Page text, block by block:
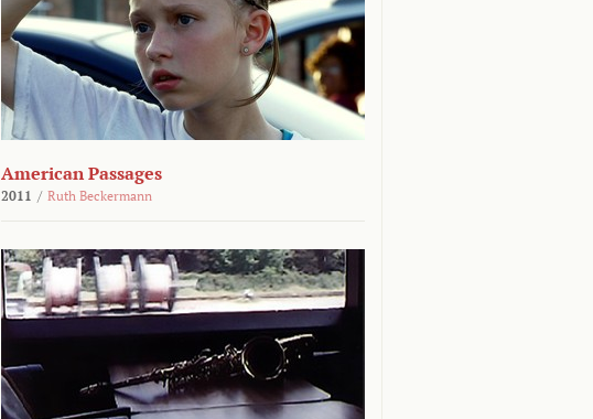
American Passages
2011 / Ruth Beckermann